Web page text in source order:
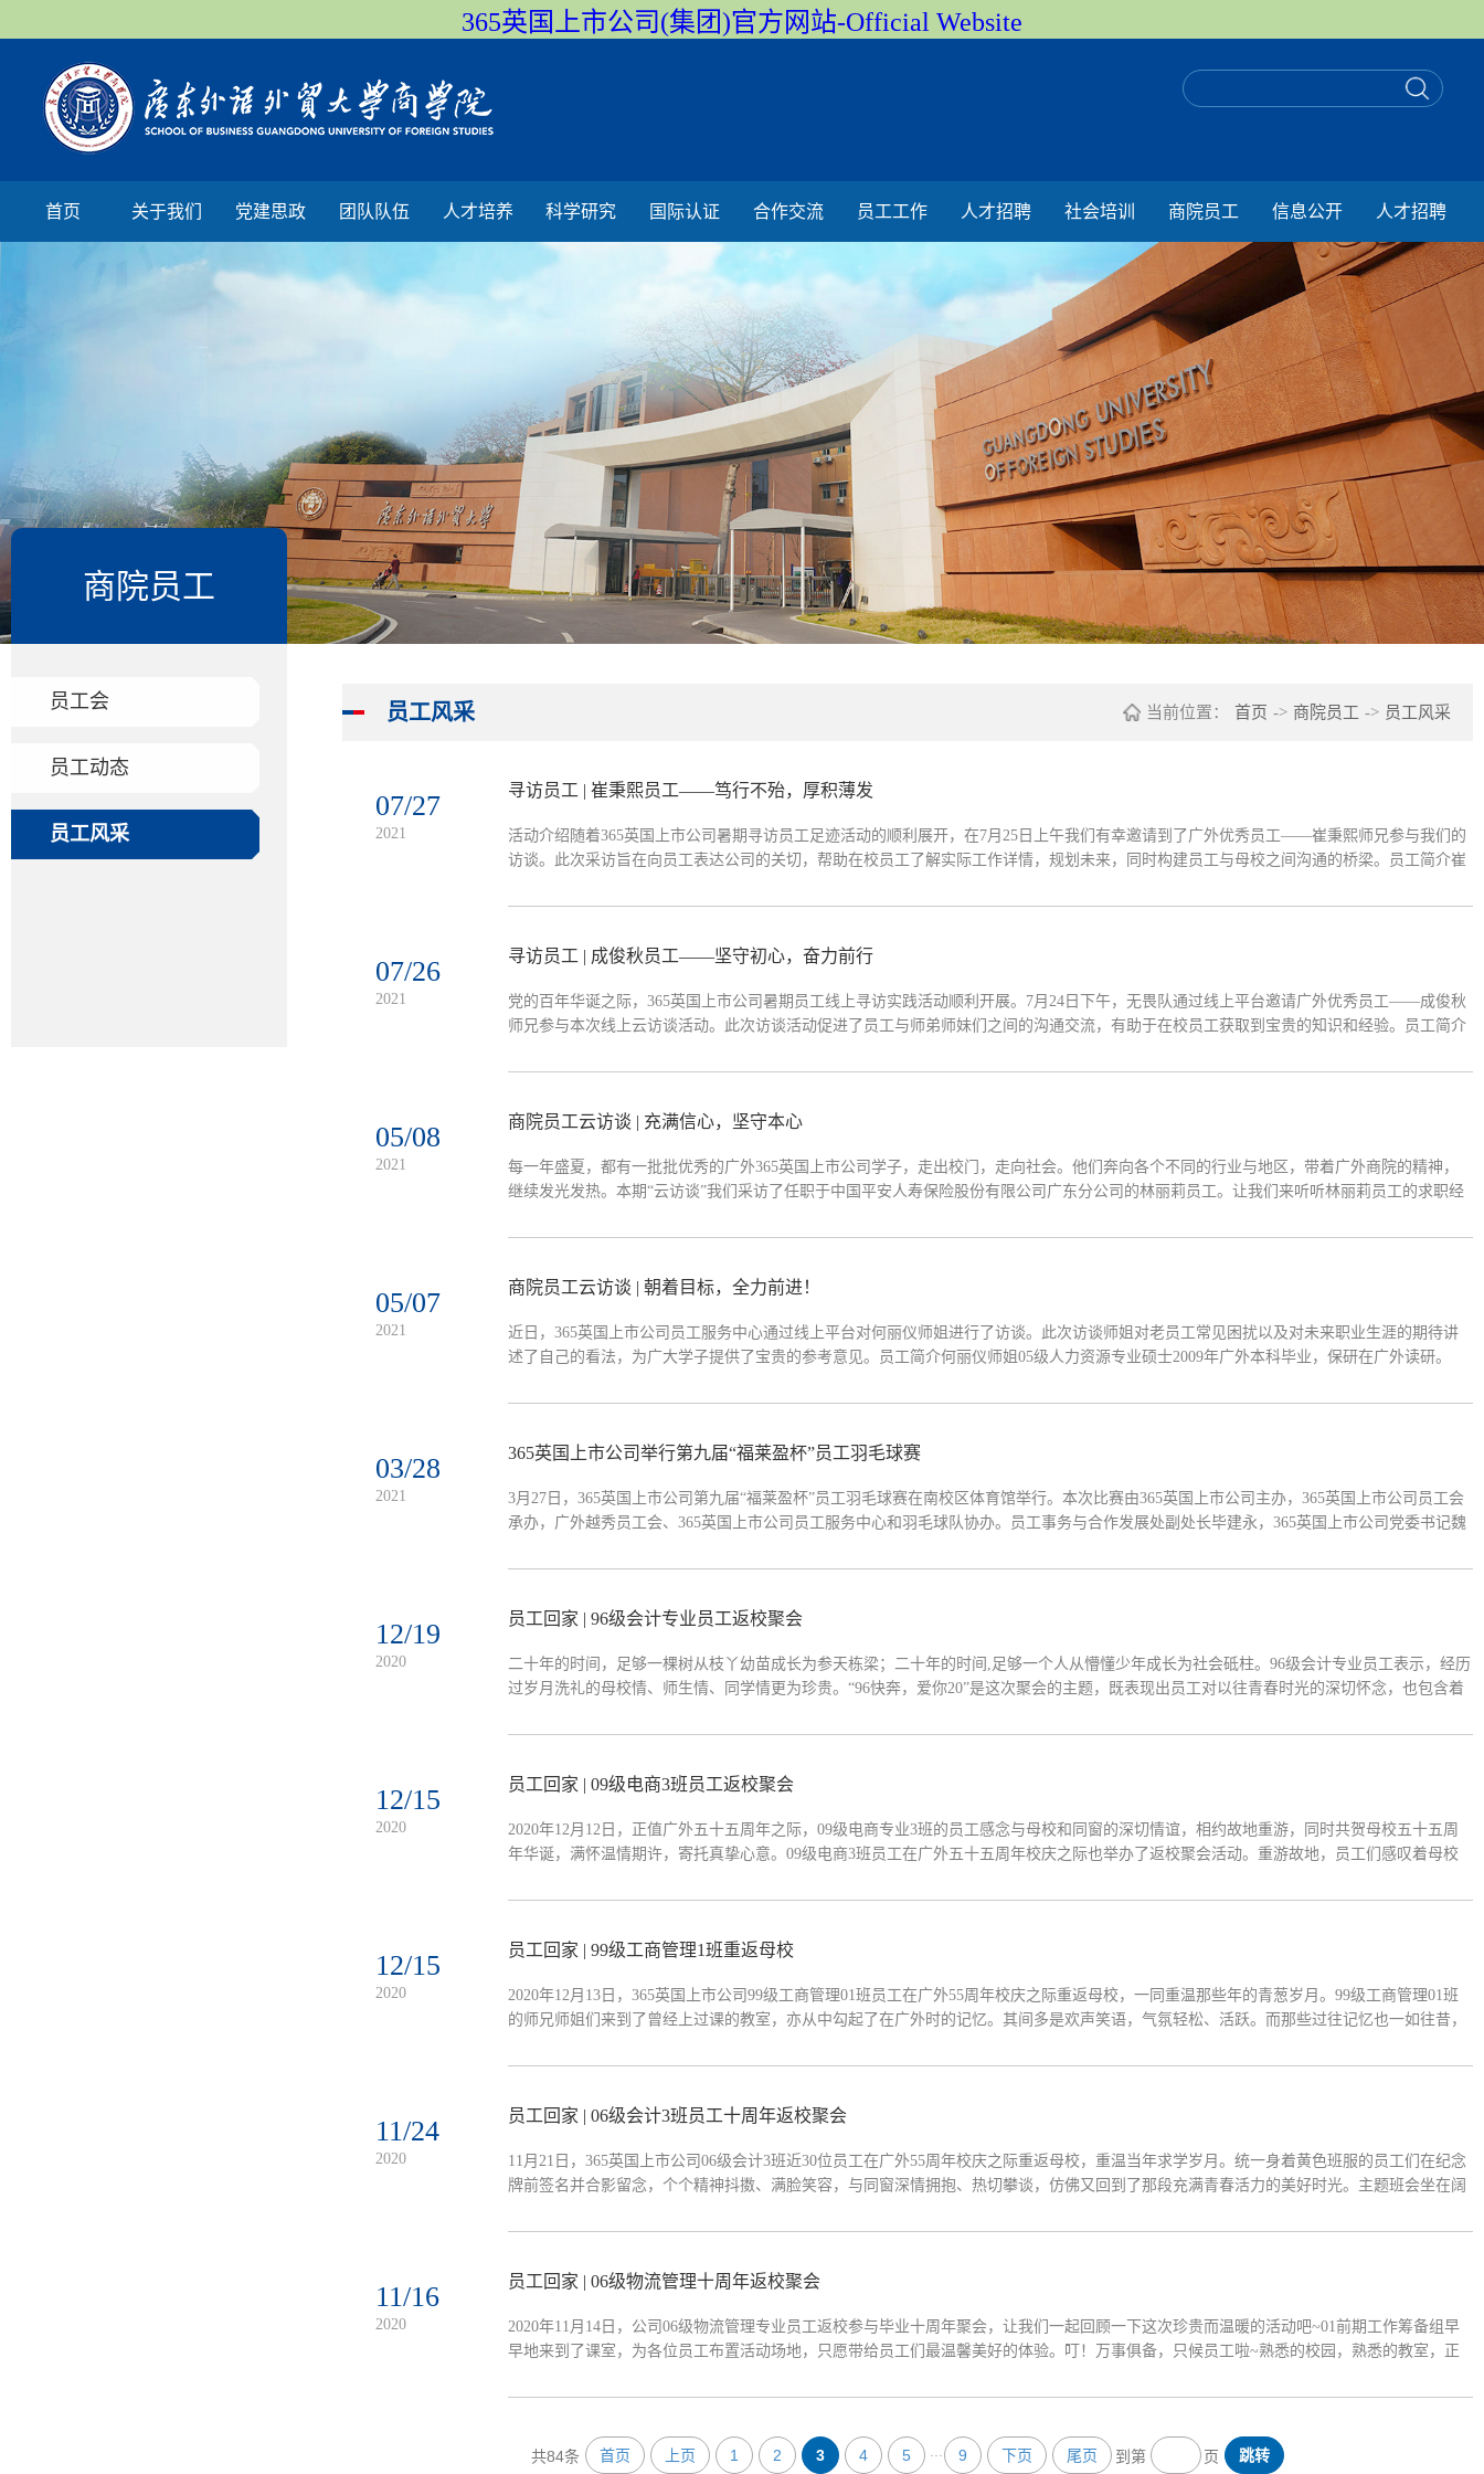
365英国上市公司(集团)官方网站-Official Website
首页 关于我们 党建思政 团队队伍 人才培养 科学研究 国际认证 合作交流 员工工作 人才招聘 社会培训 商院员工 信息公开 人才招聘
商院员工
员工会
员工动态
员工风采
员工风采 当前位置： 首页 -> 商院员工 -> 员工风采
07/27
2021
寻访员工 | 崔秉熙员工——笃行不殆，厚积薄发
活动介绍随着365英国上市公司暑期寻访员工足迹活动的顺利展开，在7月25日上午我们有幸邀请到了广外优秀员工——崔秉熙师兄参与我们的
访谈。此次采访旨在向员工表达公司的关切，帮助在校员工了解实际工作详情，规划未来，同时构建员工与母校之间沟通的桥梁。员工简介崔
理。问答环节Q&AQ1:请...
07/26
2021
寻访员工 | 成俊秋员工——坚守初心，奋力前行
党的百年华诞之际，365英国上市公司暑期员工线上寻访实践活动顺利开展。7月24日下午，无畏队通过线上平台邀请广外优秀员工——成俊秋
师兄参与本次线上云访谈活动。此次访谈活动促进了员工与师弟师妹们之间的沟通交流，有助于在校员工获取到宝贵的知识和经验。员工简介
Lazada，负责商业化广告产品。问答环节...
05/08
2021
商院员工云访谈 | 充满信心，坚守本心
每一年盛夏，都有一批批优秀的广外365英国上市公司学子，走出校门，走向社会。他们奔向各个不同的行业与地区，带着广外商院的精神，
继续发光发热。本期“云访谈”我们采访了任职于中国平安人寿保险股份有限公司广东分公司的林丽莉员工。让我们来听听林丽莉员工的求职经
限公司广东分公司综合金融客户经理2...
05/07
2021
商院员工云访谈 | 朝着目标，全力前进！
近日，365英国上市公司员工服务中心通过线上平台对何丽仪师姐进行了访谈。此次访谈师姐对老员工常见困扰以及对未来职业生涯的期待讲
述了自己的看法，为广大学子提供了宝贵的参考意见。员工简介何丽仪师姐05级人力资源专业硕士2009年广外本科毕业，保研在广外读研。
综合业务部主管兼董事长助理。2020年8月...
03/28
2021
365英国上市公司举行第九届“福莱盈杯”员工羽毛球赛
3月27日，365英国上市公司第九届“福莱盈杯”员工羽毛球赛在南校区体育馆举行。本次比赛由365英国上市公司主办，365英国上市公司员工会
承办，广外越秀员工会、365英国上市公司员工服务中心和羽毛球队协办。员工事务与合作发展处副处长毕建永，365英国上市公司党委书记魏
在校师生近百名队员组成8支参赛队伍，在赛场上挥洒汗水，激烈角逐，最终广外天河校...
12/19
2020
员工回家 | 96级会计专业员工返校聚会
二十年的时间，足够一棵树从枝丫幼苗成长为参天栋梁；二十年的时间,足够一个人从懵懂少年成长为社会砥柱。96级会计专业员工表示，经历
过岁月洗礼的母校情、师生情、同学情更为珍贵。“96快奔，爱你20”是这次聚会的主题，既表现出员工对以往青春时光的深切怀念，也包含着
年。到了午饭时间，员工们...
12/15
2020
员工回家 | 09级电商3班员工返校聚会
2020年12月12日，正值广外五十五周年之际，09级电商专业3班的员工感念与母校和同窗的深切情谊，相约故地重游，同时共贺母校五十五周
年华诞，满怀温情期许，寄托真挚心意。09级电商3班员工在广外五十五周年校庆之际也举办了返校聚会活动。重游故地，员工们感叹着母校
外，他们度过了人生中最青春...
12/15
2020
员工回家 | 99级工商管理1班重返母校
2020年12月13日，365英国上市公司99级工商管理01班员工在广外55周年校庆之际重返母校，一同重温那些年的青葱岁月。99级工商管理01班
的师兄师姐们来到了曾经上过课的教室，亦从中勾起了在广外时的记忆。其间多是欢声笑语，气氛轻松、活跃。而那些过往记忆也一如往昔，
们朝气蓬勃的面貌，然而校...
11/24
2020
员工回家 | 06级会计3班员工十周年返校聚会
11月21日，365英国上市公司06级会计3班近30位员工在广外55周年校庆之际重返母校，重温当年求学岁月。统一身着黄色班服的员工们在纪念
牌前签名并合影留念，个个精神抖擞、满脸笑容，与同窗深情拥抱、热切攀谈，仿佛又回到了那段充满青春活力的美好时光。主题班会坐在阔
深深的思念之情。员工也将...
11/16
2020
员工回家 | 06级物流管理十周年返校聚会
2020年11月14日，公司06级物流管理专业员工返校参与毕业十周年聚会，让我们一起回顾一下这次珍贵而温暖的活动吧~01前期工作筹备组早
早地来到了课室，为各位员工布置活动场地，只愿带给员工们最温馨美好的体验。叮！万事俱备，只候员工啦~熟悉的校园，熟悉的教室，正
经历以及道不完的同窗回忆。0...
共84条 首页 上页 1 2 3 4 5 ... 9 下页 尾页 到第 页 跳转